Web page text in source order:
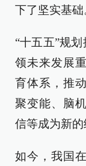
下了坚实基础
“十五五”规
领未来发展
育体系，推
聚变能、脑
信等成为新的
如今，我国